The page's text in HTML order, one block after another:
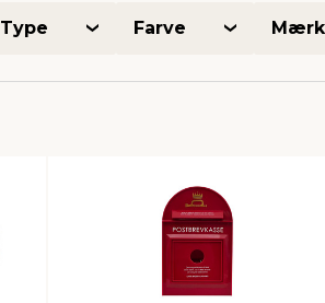
Type Farve